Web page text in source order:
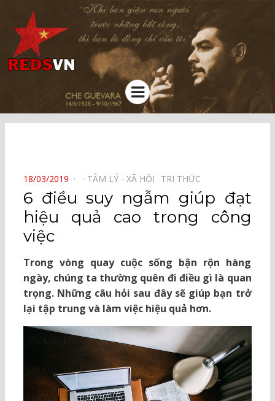
Kênh chia sẻ tri thức cộng đồng
Menu
POSTED
ON
18/03/2019 TÂM LÝ - XÃ HỘI⠀ TRI THỨC⠀
6 điều suy ngẫm giúp đạt
hiệu quả cao trong công
việc
Trong vòng quay cuộc sống bận rộn hàng
ngày, chúng ta thường quên đi điều gì là quan
trọng. Những câu hỏi sau đây sẽ giúp bạn trở
lại tập trung và làm việc hiệu quả hơn.